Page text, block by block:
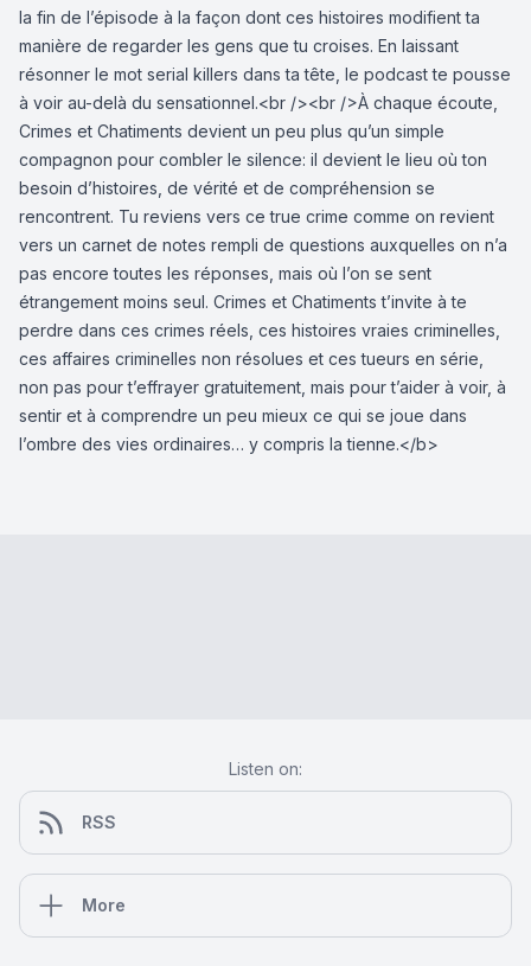
la fin de l’épisode à la façon dont ces histoires modifient ta
manière de regarder les gens que tu croises. En laissant
résonner le mot serial killers dans ta tête, le podcast te pousse
à voir au-delà du sensationnel.<br /><br />À chaque écoute,
Crimes et Chatiments devient un peu plus qu’un simple
compagnon pour combler le silence: il devient le lieu où ton
besoin d’histoires, de vérité et de compréhension se
rencontrent. Tu reviens vers ce true crime comme on revient
vers un carnet de notes rempli de questions auxquelles on n’a
pas encore toutes les réponses, mais où l’on se sent
étrangement moins seul. Crimes et Chatiments t’invite à te
perdre dans ces crimes réels, ces histoires vraies criminelles,
ces affaires criminelles non résolues et ces tueurs en série,
non pas pour t’effrayer gratuitement, mais pour t’aider à voir, à
sentir et à comprendre un peu mieux ce qui se joue dans
l’ombre des vies ordinaires… y compris la tienne.</b>
Listen on:
RSS
More